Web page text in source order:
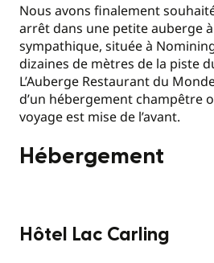
Nous avons finalement
arrêt dans une petite auberge
sympathique, située à
dizaines de mètres de la piste
L’Auberge Restaurant du
d’un hébergement champêtre
voyage est mise de l’avant.
Hébergement
Hôtel Lac Carling